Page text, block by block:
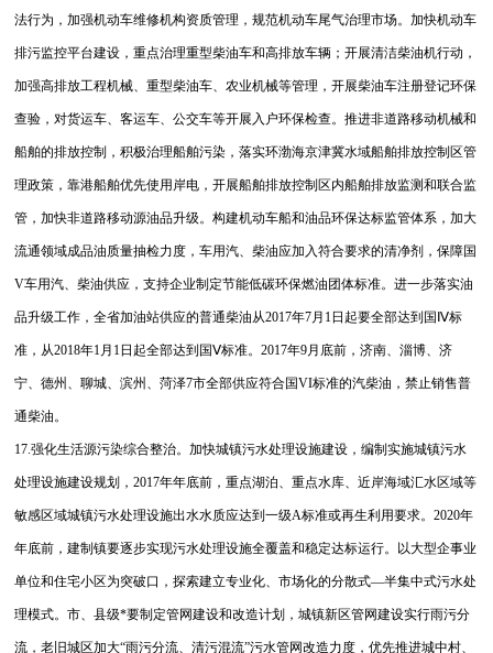
法行为，加强机动车维修机构资质管理，规范机动车尾气治理市场。加快机动车
排污监控平台建设，重点治理重型柴油车和高排放车辆；开展清洁柴油机行动，
加强高排放工程机械、重型柴油车、农业机械等管理，开展柴油车注册登记环保
查验，对货运车、客运车、公交车等开展入户环保检查。推进非道路移动机械和
船舶的排放控制，积极治理船舶污染，落实环渤海京津冀水域船舶排放控制区管
理政策，靠港船舶优先使用岸电，开展船舶排放控制区内船舶排放监测和联合监
管，加快非道路移动源油品升级。构建机动车船和油品环保达标监管体系，加大
流通领域成品油质量抽检力度，车用汽、柴油应加入符合要求的清净剂，保障国
V车用汽、柴油供应，支持企业制定节能低碳环保燃油团体标准。进一步落实油
品升级工作，全省加油站供应的普通柴油从2017年7月1日起要全部达到国Ⅳ标
准，从2018年1月1日起全部达到国Ⅴ标准。2017年9月底前，济南、淄博、济
宁、德州、聊城、滨州、菏泽7市全部供应符合国VI标准的汽柴油，禁止销售普
通柴油。
17.强化生活源污染综合整治。加快城镇污水处理设施建设，编制实施城镇污水
处理设施建设规划，2017年年底前，重点湖泊、重点水库、近岸海域汇水区域等
敏感区域城镇污水处理设施出水水质应达到一级A标准或再生利用要求。2020年
年底前，建制镇要逐步实现污水处理设施全覆盖和稳定达标运行。以大型企事业
单位和住宅小区为突破口，探索建立专业化、市场化的分散式—半集中式污水处
理模式。市、县级*要制定管网建设和改造计划，城镇新区管网建设实行雨污分
流，老旧城区加大“雨污分流、清污混流”污水管网改造力度，优先推进城中村、